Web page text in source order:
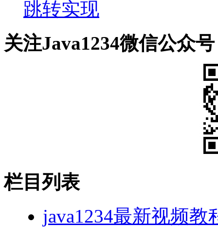
跳转实现
关注Java1234微信公众号
栏目列表
java1234最新视频教